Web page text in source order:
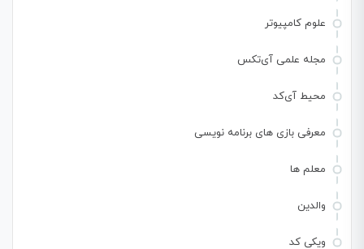
علوم کامپیوتر
مجله علمی آی‌تکس
محیط آی‌کد
معرفی بازی های برنامه نویسی
معلم ها
والدین
ویکی کد